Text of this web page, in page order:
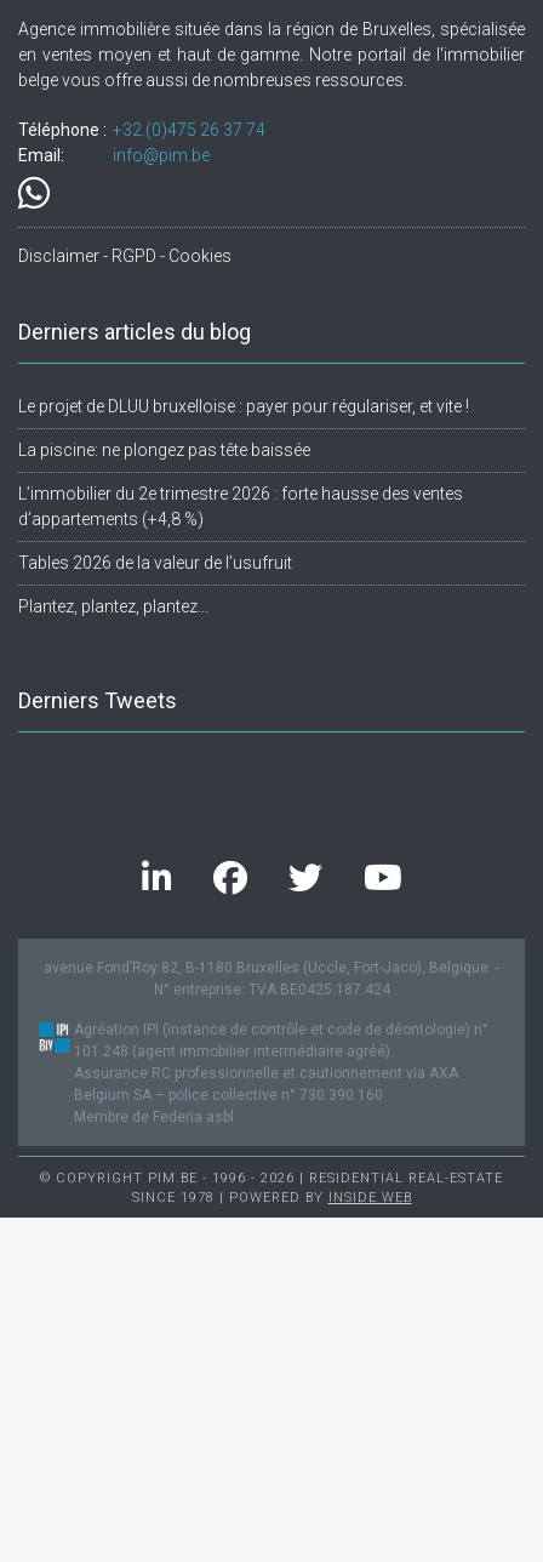
Agence immobilière située dans la région de Bruxelles, spécialisée
en ventes moyen et haut de gamme. Notre portail de l'immobilier
belge vous offre aussi de nombreuses ressources.
Téléphone : +32.(0)475 26 37 74
Email:
info@pim.be
Disclaimer - RGPD - Cookies
Derniers articles du blog
Le projet de DLUU bruxelloise : payer pour régulariser, et vite !
La piscine: ne plongez pas tête baissée
L’immobilier du 2e trimestre 2026 : forte hausse des ventes
d’appartements (+4,8 %)
Tables 2026 de la valeur de l’usufruit
Plantez, plantez, plantez…
Derniers Tweets
avenue Fond’Roy 82, B-1180 Bruxelles (Uccle, Fort-Jaco), Belgique. -
N° entreprise: TVA BE0425.187.424
Agréation IPI (instance de contrôle et code de déontologie) n°
101.248 (agent immobilier intermédiaire agréé).
Assurance RC professionnelle et cautionnement via AXA
Belgium SA – police collective n° 730.390.160
Membre de Federia asbl
© COPYRIGHT PIM.BE - 1996 - 2026 | RESIDENTIAL REAL-ESTATE
SINCE 1978 | POWERED BY INSIDE WEB